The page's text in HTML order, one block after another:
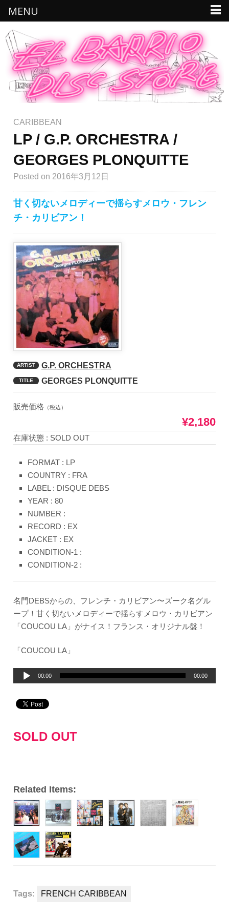
CARIBBEAN
LP / G.P. ORCHESTRA /
GEORGES PLONQUITTE
Posted on 2016年3月12日
甘く切ないメロディーで揺らすメロウ・フレン
チ・カリビアン！
ARTIST G.P. ORCHESTRA
TITLE GEORGES PLONQUITTE
販売価格 （税込）
¥2,180
在庫状態 : SOLD OUT
FORMAT : LP
COUNTRY : FRA
LABEL : DISQUE DEBS
YEAR : 80
NUMBER :
RECORD : EX
JACKET : EX
CONDITION-1 :
CONDITION-2 :
名門DEBSからの、フレンチ・カリビアン〜ズーク名グル
ープ！甘く切ないメロディーで揺らすメロウ・カリビアン
「COUCOU LA」がナイス！フランス・オリジナル盤！
「COUCOU LA」
プ
ヤ
00:00 00:00
SOLD OUT
Related Items:
Tags: FRENCH CARIBBEAN
MENU